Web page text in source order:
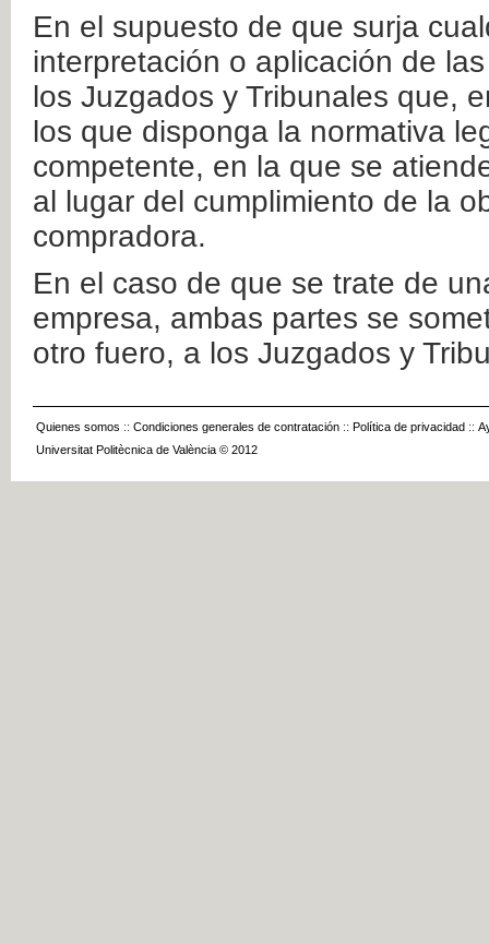
En el supuesto de que surja
interpretación o aplicación de
los Juzgados y Tribunales que,
los que disponga la normativa
competente, en la que se
al lugar del cumplimiento de la
compradora.
En el caso de que se trate de
empresa, ambas partes se
otro fuero, a los Juzgados y
Quienes somos :: Condiciones generales de contratación :: Política de privacidad ::
Universitat Politècnica de València © 2012